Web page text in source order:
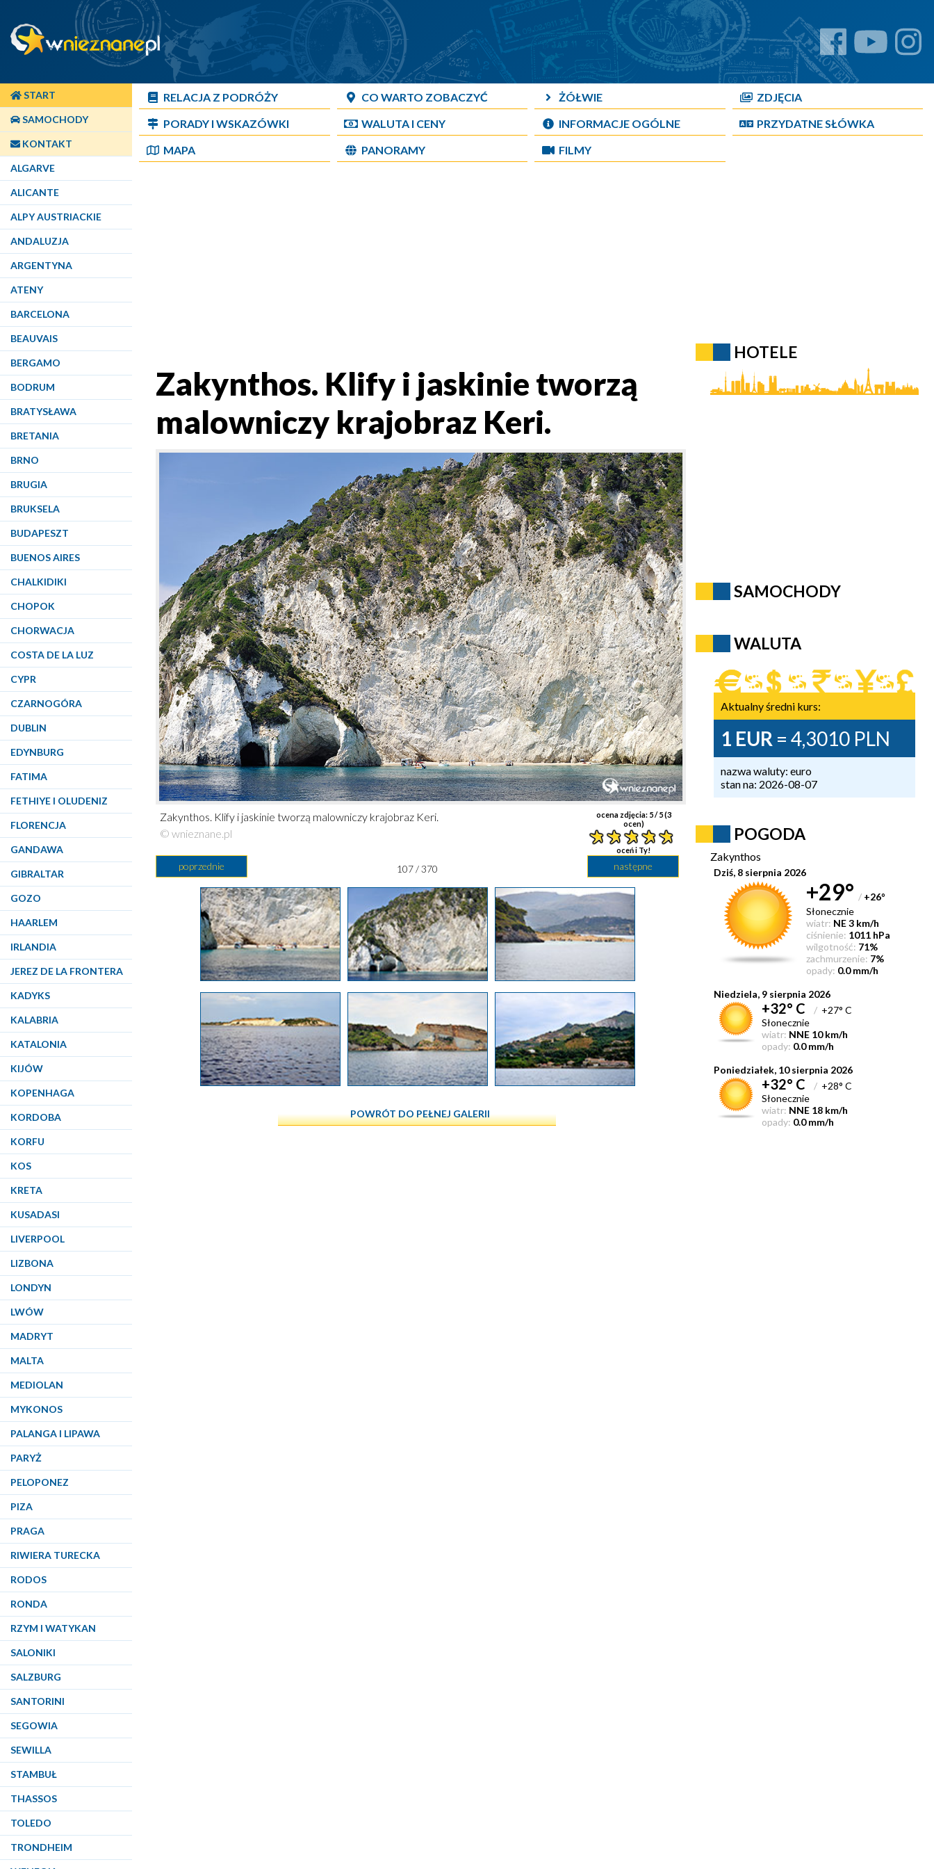
START
SAMOCHODY
KONTAKT
ALGARVE
ALICANTE
ALPY AUSTRIACKIE
ANDALUZJA
ARGENTYNA
ATENY
BARCELONA
BEAUVAIS
BERGAMO
BODRUM
BRATYSŁAWA
BRETANIA
BRNO
BRUGIA
BRUKSELA
BUDAPESZT
BUENOS AIRES
CHALKIDIKI
CHOPOK
CHORWACJA
COSTA DE LA LUZ
CYPR
CZARNOGÓRA
DUBLIN
EDYNBURG
FATIMA
FETHIYE I OLUDENIZ
FLORENCJA
GANDAWA
GIBRALTAR
GOZO
HAARLEM
IRLANDIA
JEREZ DE LA FRONTERA
KADYKS
KALABRIA
KATALONIA
KIJÓW
KOPENHAGA
KORDOBA
KORFU
KOS
KRETA
KUSADASI
LIVERPOOL
LIZBONA
LONDYN
LWÓW
MADRYT
MALTA
MEDIOLAN
MYKONOS
PALANGA I LIPAWA
PARYŻ
PELOPONEZ
PIZA
PRAGA
RIWIERA TURECKA
RODOS
RONDA
RZYM I WATYKAN
SALONIKI
SALZBURG
SANTORINI
SEGOWIA
SEWILLA
STAMBUŁ
THASSOS
TOLEDO
TRONDHEIM
RELACJA Z PODRÓŻY CO WARTO ZOBACZYĆ ŻÓŁWIE
ZDJĘCIA
PORADY I WSKAZÓWKI
WALUTA I CENY INFORMACJE OGÓLNE
PRZYDATNE SŁÓWKA
MAPA
PANORAMY FILMY
Zakynthos. Klify i jaskinie tworzą
malowniczy krajobraz Keri.
ocena zdjęcia: 5/ 5 (3
ocen)
oceń i Ty!
Zakynthos. Klify i jaskinie tworzą malowniczy krajobraz Keri.
© wnieznane.pl
poprzednie następne
107 / 370
POWRÓT DO PEŁNEJ GALERII
HOTELE
SAMOCHODY
WALUTA
Aktualny średni kurs:
1 EUR = 4,3010 PLN
nazwa waluty: euro
stan na: 2026-08-07
POGODA
Zakynthos
Dziś, 8 sierpnia 2026
+29° / +26°
Słonecznie
wiatr: NE 3 km/h
ciśnienie: 1011 hPa
wilgotność: 71%
zachmurzenie: 7%
opady: 0.0 mm/h
Niedziela, 9 sierpnia 2026
+32° C / +27° C
Słonecznie
wiatr: NNE 10 km/h
opady: 0.0 mm/h
Poniedziałek, 10 sierpnia 2026
+32° C / +28° C
Słonecznie
wiatr: NNE 18 km/h
opady: 0.0 mm/h